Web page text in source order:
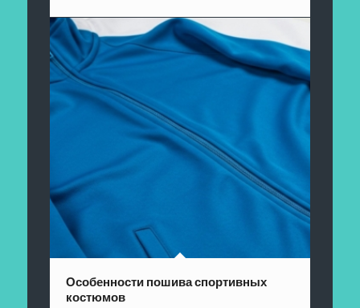
Особенности пошива спортивных
костюмов